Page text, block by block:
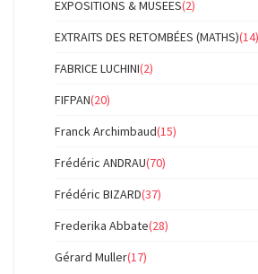
EXPOSITIONS & MUSEES(2)
EXTRAITS DES RETOMBÉES (MATHS)(14)
FABRICE LUCHINI(2)
FIFPAN(20)
Franck Archimbaud(15)
Frédéric ANDRAU(70)
Frédéric BIZARD(37)
Frederika Abbate(28)
Gérard Muller(17)